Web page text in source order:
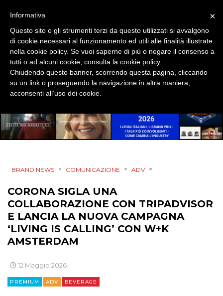
MOBILE
PROMOZIONI
PRODOTTI
CSR
CINEMA
DIGITALE
ESTERNA
BRAND NEWS > COMUNICAZIONE > ADV >
CORONA SIGLA UNA
COLLABORAZIONE CON TRIPADVISOR
E LANCIA LA NUOVA CAMPAGNA
‘LIVING IS CALLING’ CON W+K
AMSTERDAM
12 Maggio 2026
PREMIUM ADV BEVERAGE
×
Informativa
Questo sito o gli strumenti terzi da questo utilizzati si avvalgono
di cookie necessari al funzionamento ed utili alle finalità illustrate
nella cookie policy. Se vuoi saperne di più o negare il consenso a
tutti o ad alcuni cookie, consulta la cookie policy.
Chiudendo questo banner, scorrendo questa pagina, cliccando
su un link o proseguendo la navigazione in altra maniera,
acconsenti all’uso dei cookie.